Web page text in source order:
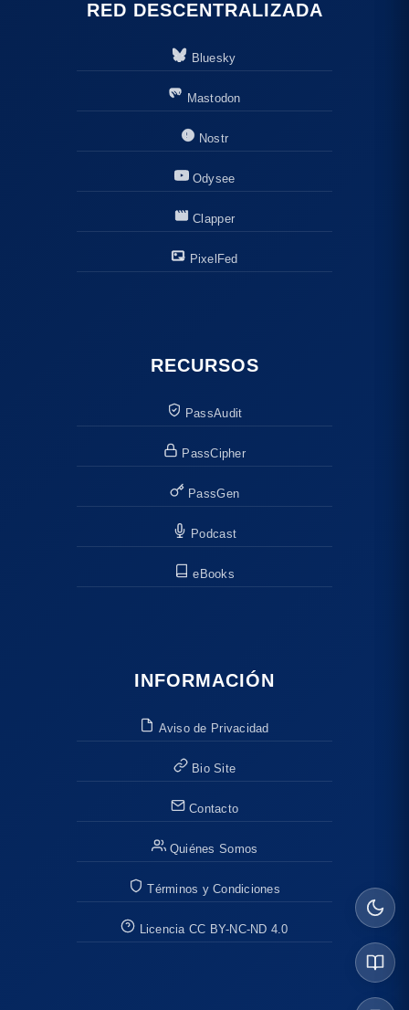
RED DESCENTRALIZADA
Bluesky
Mastodon
Nostr
Odysee
Clapper
PixelFed
RECURSOS
PassAudit
PassCipher
PassGen
Podcast
eBooks
INFORMACIÓN
Aviso de Privacidad
Bio Site
Contacto
Quiénes Somos
Términos y Condiciones
Licencia CC BY-NC-ND 4.0